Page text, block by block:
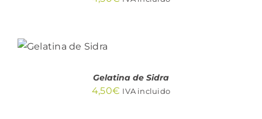
CARRITO
Gelatina de Sidra
4,50€ IVA incluido